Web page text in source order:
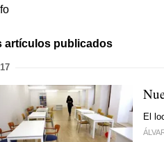
artículos publicados
El